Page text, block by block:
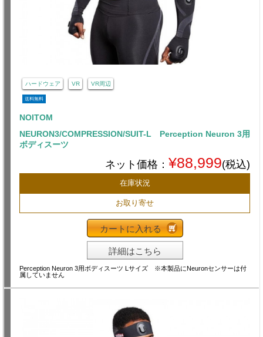
ハードウェア VR VR周辺
送料無料
NOITOM
NEURON3/COMPRESSION/SUIT-L Perception Neuron 3用
ボディスーツ
ネット価格： ¥88,999(税込)
在庫状況
お取り寄せ
カートに入れる
詳細はこちら
Perception Neuron 3用ボディスーツ Lサイズ ※本製品にNeuronセンサーは付
属していません